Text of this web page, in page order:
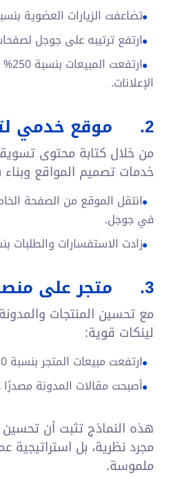
تضاعفت الزيارات العضوية بنسبة
ارتفع ترتيبه على جوجل
الإعلانات.
2. موقع خدمي
من خلال كتابة محتوى
خدمات تصميم المواقع
انتقل الموقع من الصفحة
في جوجل.
زادت الاستفسارات والطلبات بنسبة
3. متجر على
مع تحسين المنتجات
لينكات قوية:
ارتفعت مبيعات المتجر بنسبة 180% خلال 4 أشهر.
أصبحت مقالات المدونة مصدرًا
هذه النماذج تثبت أن
مجرد نظرية، بل استراتيجية
ملموسة.